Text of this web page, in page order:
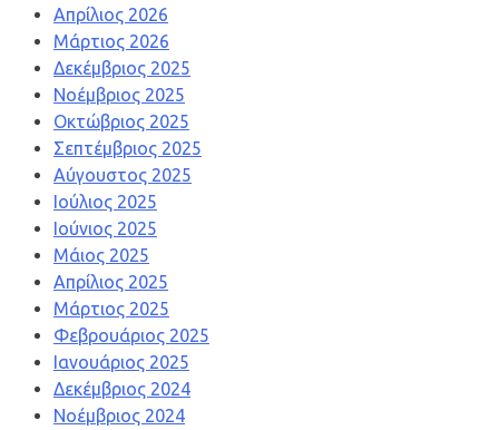
Απρίλιος 2026
Μάρτιος 2026
Δεκέμβριος 2025
Νοέμβριος 2025
Οκτώβριος 2025
Σεπτέμβριος 2025
Αύγουστος 2025
Ιούλιος 2025
Ιούνιος 2025
Μάιος 2025
Απρίλιος 2025
Μάρτιος 2025
Φεβρουάριος 2025
Ιανουάριος 2025
Δεκέμβριος 2024
Νοέμβριος 2024